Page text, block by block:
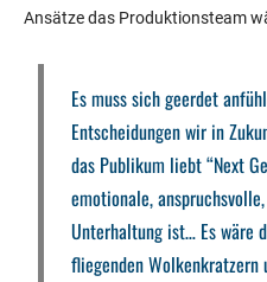
Ansätze das Produktionsteam
Es muss sich geerdet
Entscheidungen wir in
das Publikum liebt “Next
emotionale,
Unterhaltung ist… Es wäre
fliegenden Wolkenkratzern